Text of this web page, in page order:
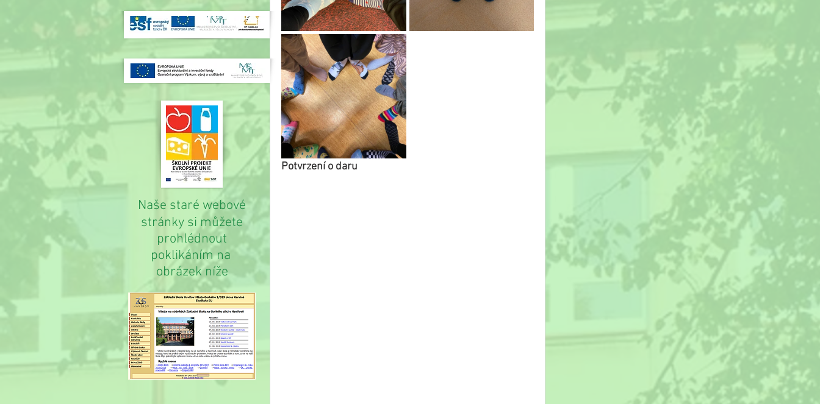
Potvrzení o daru
Naše staré webové
stránky si můžete
prohlédnout
poklikáním na
obrázek níže